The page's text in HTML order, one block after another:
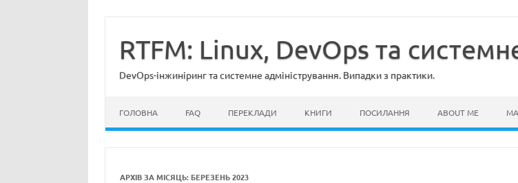
вмістуRTFM: Linux, DevOps та
DevOps-інжиніринг та системне адміністрування. Випадки з практики.
ГОЛОВНА FAQ ПЕРЕКЛАДИ КНИГИ ПОСИЛАННЯ ABOUT ME
АРХІВ ЗА МІСЯЦЬ: БЕРЕЗЕНЬ 2023